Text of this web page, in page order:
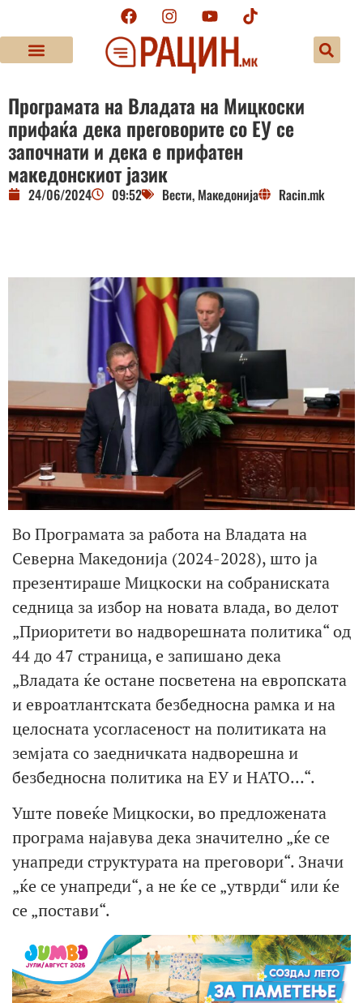
Програмата на Владата на Мицкоски
прифаќа дека преговорите со ЕУ се
започнати и дека е прифатен
македонскиот јазик
24/06/2024 09:52 Вести, Македонија Racin.mk
Во Програмата за работа на Владата на
Северна Македонија (2024-2028), што ја
презентираше Мицкоски на собраниската
седница за избор на новата влада, во делот
„Приоритети во надворешната политика“ од
44 до 47 страница, е запишано дека
„Владата ќе остане посветена на европската
и евроатлантската безбедносна рамка и на
целосната усогласеност на политиката на
земјата со заедничката надворешна и
безбедносна политика на ЕУ и НАТО…“.
Уште повеќе Мицкоски, во предложената
програма најавува дека значително „ќе се
унапреди структурата на преговори“. Значи
„ќе се унапреди“, а не ќе се „утврди“ или ќе
се „постави“.